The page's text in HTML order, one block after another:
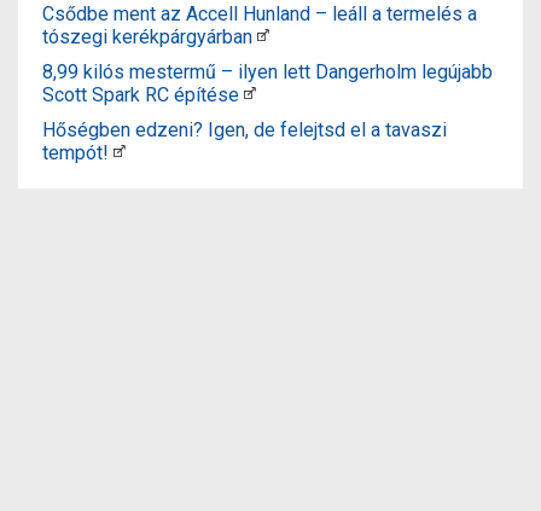
Csődbe ment az Accell Hunland – leáll a termelés a
tószegi kerékpárgyárban
8,99 kilós mestermű – ilyen lett Dangerholm legújabb
Scott Spark RC építése
Hőségben edzeni? Igen, de felejtsd el a tavaszi
tempót!